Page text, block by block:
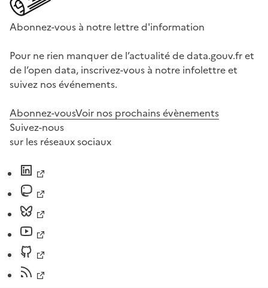
Abonnez-vous à notre lettre d'information
Pour ne rien manquer de l’actualité de data.gouv.fr et
de l’open data, inscrivez-vous à notre infolettre et
suivez nos événements.
Abonnez-vousVoir nos prochains évènements
Suivez-nous
sur les réseaux sociaux